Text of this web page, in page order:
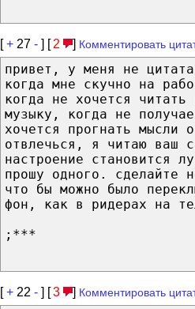
[+ 27 - ] [ 2 ] Комментировать
привет, у меня не
когда мне скучно на
когда не хочется читать
музыку, когда не
хочется прогнать мысли
отвлечься, я читаю ваш
настроение становится
прошу одного. сделайте
что бы можно было
фон, как в ридерах на
;***
[+ 22 - ] [3 ] Комментировать